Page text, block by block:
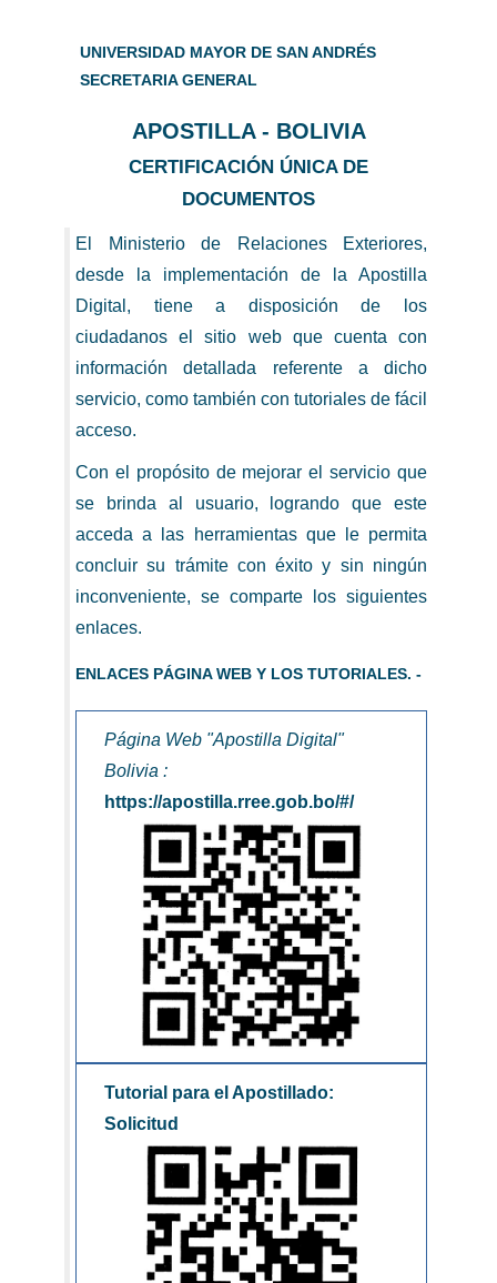
UNIVERSIDAD MAYOR DE SAN ANDRÉS
SECRETARIA GENERAL
APOSTILLA - BOLIVIA
CERTIFICACIÓN ÚNICA DE
DOCUMENTOS
El Ministerio de Relaciones Exteriores,
desde la implementación de la Apostilla
Digital, tiene a disposición de los
ciudadanos el sitio web que cuenta con
información detallada referente a dicho
servicio, como también con tutoriales de fácil
acceso.
Con el propósito de mejorar el servicio que
se brinda al usuario, logrando que este
acceda a las herramientas que le permita
concluir su trámite con éxito y sin ningún
inconveniente, se comparte los siguientes
enlaces.
ENLACES PÁGINA WEB Y LOS TUTORIALES. -
Página Web "Apostilla Digital"
Bolivia :
https://apostilla.rree.gob.bo/#/
Tutorial para el Apostillado:
Solicitud